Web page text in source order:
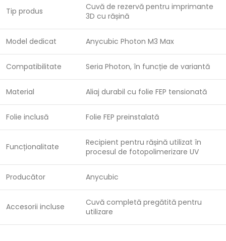
Tip produs
Cuvă de rezervă pentru imprimante
3D cu rășină
Model dedicat Anycubic Photon M3 Max
Compatibilitate Seria Photon, în funcție de variantă
Material Aliaj durabil cu folie FEP tensionată
Folie inclusă Folie FEP preinstalată
Funcționalitate
Recipient pentru rășină utilizat în
procesul de fotopolimerizare UV
Producător Anycubic
Accesorii incluse
Cuvă completă pregătită pentru
utilizare